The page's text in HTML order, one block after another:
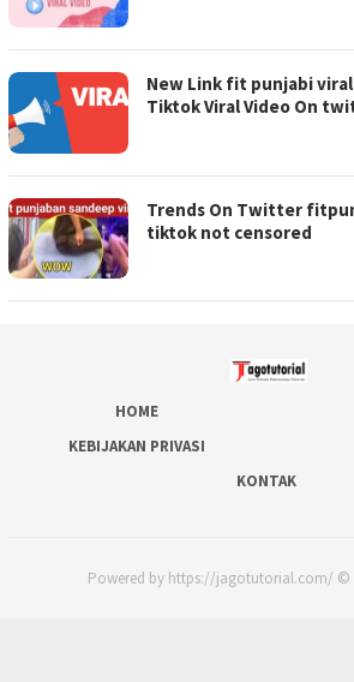
New Link fit punjabi
Tiktok Viral Video On
Trends On Twitter
tiktok not censored
HOME
KEBIJAKAN PRIVASI
KONTAK
Powered by https://jagotutorial.com/ ©